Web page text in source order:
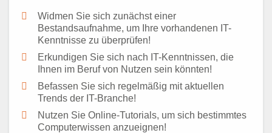
Widmen Sie sich zunächst einer
Bestandsaufnahme, um Ihre vorhandenen IT-
Kenntnisse zu überprüfen!
Erkundigen Sie sich nach IT-Kenntnissen, die
Ihnen im Beruf von Nutzen sein könnten!
Befassen Sie sich regelmäßig mit aktuellen
Trends der IT-Branche!
Nutzen Sie Online-Tutorials, um sich bestimmtes
Computerwissen anzueignen!